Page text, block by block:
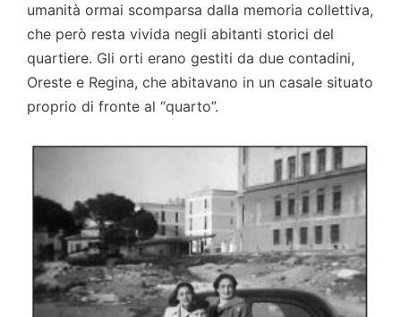
umanità ormai scomparsa dalla memoria collettiva,
che però resta vivida negli abitanti storici del
quartiere. Gli orti erano gestiti da due contadini,
Oreste e Regina, che abitavano in un casale situato
proprio di fronte al “quarto”.